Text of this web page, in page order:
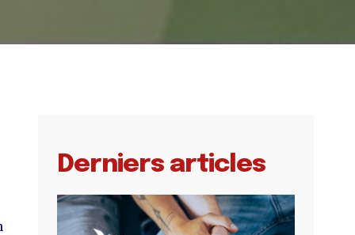
Derniers articles